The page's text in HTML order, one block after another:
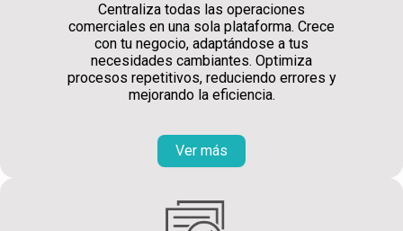
Centraliza todas las operaciones
comerciales en una sola plataforma. Crece
con tu negocio, adaptándose a tus
necesidades cambiantes. Optimiza
procesos repetitivos, reduciendo errores y
mejorando la eficiencia.
Ver más